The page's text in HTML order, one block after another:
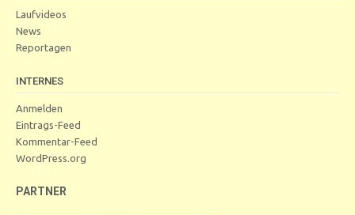
Laufvideos
News
Reportagen
INTERNES
Anmelden
Eintrags-Feed
Kommentar-Feed
WordPress.org
PARTNER